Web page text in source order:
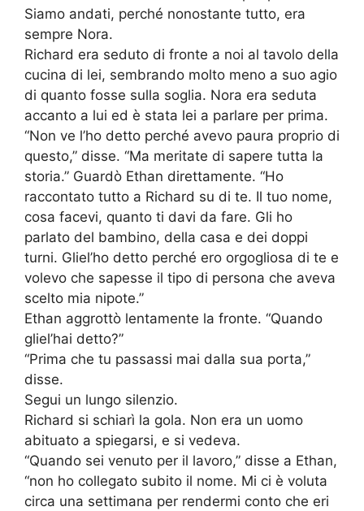
Siamo andati, perché nonostante tutto, era
sempre Nora.
Richard era seduto di fronte a noi al tavolo della
cucina di lei, sembrando molto meno a suo agio
di quanto fosse sulla soglia. Nora era seduta
accanto a lui ed è stata lei a parlare per prima.
“Non ve l’ho detto perché avevo paura proprio di
questo,” disse. “Ma meritate di sapere tutta la
storia.” Guardò Ethan direttamente. “Ho
raccontato tutto a Richard su di te. Il tuo nome,
cosa facevi, quanto ti davi da fare. Gli ho
parlato del bambino, della casa e dei doppi
turni. Gliel’ho detto perché ero orgogliosa di te e
volevo che sapesse il tipo di persona che aveva
scelto mia nipote.”
Ethan aggrottò lentamente la fronte. “Quando
gliel’hai detto?”
“Prima che tu passassi mai dalla sua porta,”
disse.
Segui un lungo silenzio.
Richard si schiarì la gola. Non era un uomo
abituato a spiegarsi, e si vedeva.
“Quando sei venuto per il lavoro,” disse a Ethan,
“non ho collegato subito il nome. Mi ci è voluta
circa una settimana per rendermi conto che eri